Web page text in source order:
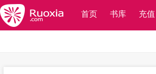
首页 书库 充值